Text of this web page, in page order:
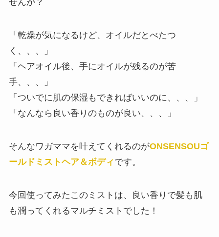
せんか？
「乾燥が気になるけど、オイルだとべたつ
く、、、」
「ヘアオイル後、手にオイルが残るのが苦
手、、、」
「ついでに肌の保湿もできればいいのに、、、」
「なんなら良い香りのものが良い、、、」
そんなワガママを叶えてくれるのがONSENSOUゴ
ールドミストヘア＆ボディです。
今回使ってみたこのミストは、良い香りで髪も肌
も潤ってくれるマルチミストでした！